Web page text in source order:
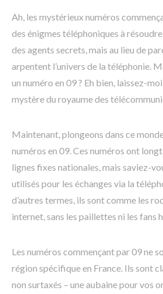
Ah, les mystérieux numéros
des énigmes téléphoniques à
des agents secrets, mais au lieu de
arpentent l’univers de la téléphonie.
un numéro en 09 ? Eh bien, laissez-
mystère du royaume des
Maintenant, plongeons dans ce
numéros en 09. Ces numéros ont
lignes fixes nationales, mais saviez-
utilisés pour les échanges via la
d’autres termes, ils sont comme les
internet, sans les paillettes ni les fans
Les numéros commençant par 09 ne
région spécifique en France. Ils sont
non surtaxés – une aubaine pour vos